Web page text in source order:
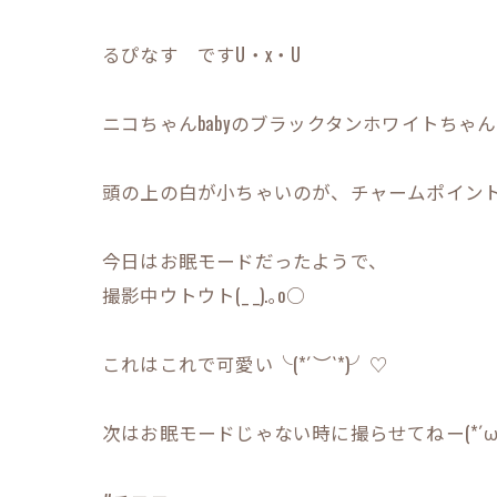
るぴなす ですU・x・U
ニコちゃんbabyのブラックタンホワイトちゃ
頭の上の白が小ちゃいのが、チャームポイン
今日はお眠モードだったようで、
撮影中ウトウト(_ _).｡o○
これはこれで可愛い╰(*´︶`*)╯♡
次はお眠モードじゃない時に撮らせてねー